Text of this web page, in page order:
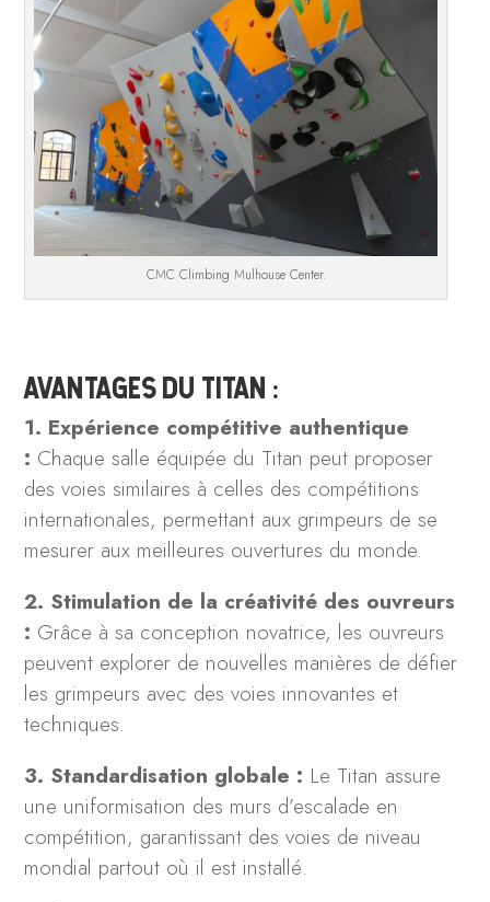
CMC Climbing Mulhouse Center.
AVANTAGES DU TITAN :
1. Expérience compétitive authentique
: Chaque salle équipée du Titan peut proposer
des voies similaires à celles des compétitions
internationales, permettant aux grimpeurs de se
mesurer aux meilleures ouvertures du monde.
2. Stimulation de la créativité des ouvreurs
: Grâce à sa conception novatrice, les ouvreurs
peuvent explorer de nouvelles manières de défier
les grimpeurs avec des voies innovantes et
techniques.
3. Standardisation globale : Le Titan assure
une uniformisation des murs d’escalade en
compétition, garantissant des voies de niveau
mondial partout où il est installé.